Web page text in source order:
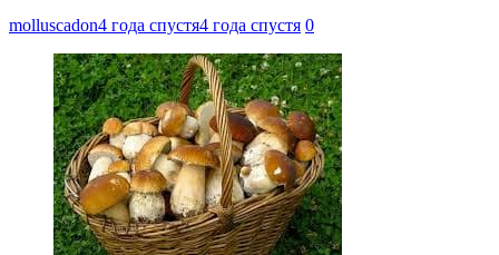
molluscadon4 года спустя4 года спустя 0